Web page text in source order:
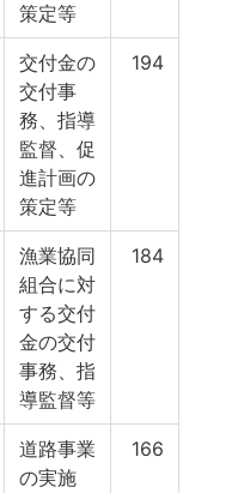
策定等
交付金の
交付事
務、指導
監督、促
進計画の
策定等
194
漁業協同
組合に対
する交付
金の交付
事務、指
導監督等
184
道路事業
の実施
166